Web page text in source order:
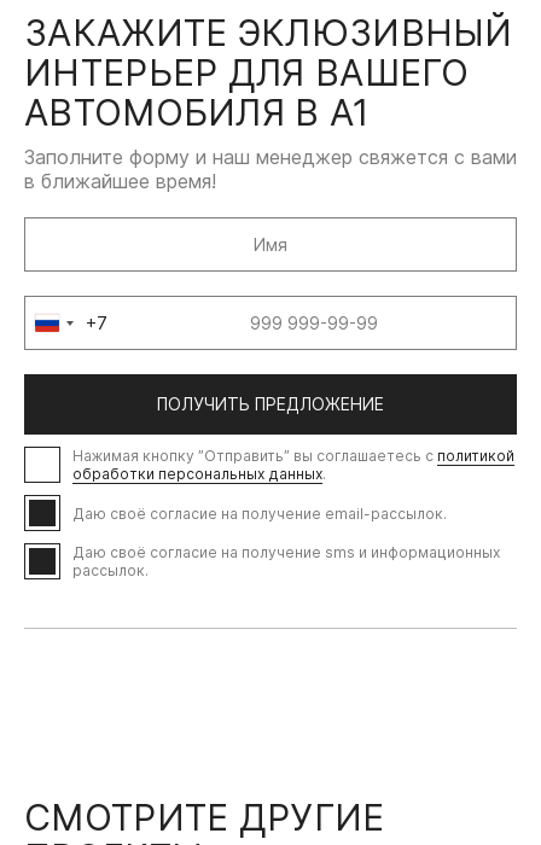
ЗАКАЖИТЕ ЭКЛЮЗИВНЫЙ
ИНТЕРЬЕР ДЛЯ ВАШЕГО
АВТОМОБИЛЯ В А1
Заполните форму и наш менеджер свяжется с вами
в ближайшее время!
Russia
+7
+7
ПОЛУЧИТЬ ПРЕДЛОЖЕНИЕ
Нажимая кнопку ”Отправить” вы соглашаетесь с политикой
обработки персональных данных.
Даю своё согласие на получение email-рассылок.
Даю своё согласие на получение sms и информационных
рассылок.
СМОТРИТЕ ДРУГИЕ